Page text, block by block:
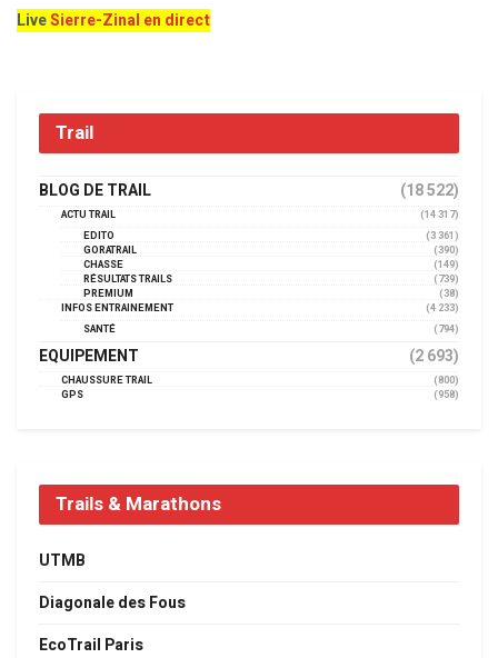
LiveSierre-Zinal en direct
Trail
BLOG DE TRAIL (18 522)
ACTU TRAIL
(14 317)
EDITO
(3 361)
GORATRAIL
(390)
CHASSE
(149)
RÉSULTATS TRAILS
(739)
PREMIUM
(38)
INFOS ENTRAINEMENT
(4 233)
SANTÉ
(794)
EQUIPEMENT (2 693)
CHAUSSURE TRAIL
(800)
GPS
(958)
Trails & Marathons
UTMB
Diagonale des Fous
EcoTrail Paris